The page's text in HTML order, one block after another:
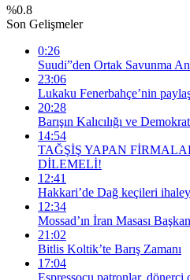
%0.8
Son Gelişmeler
0:26
Suudi”den Ortak Savunma
23:06
Lukaku Fenerbahçe’nin
20:28
Barışın Kalıcılığı ve
14:54
TAĞŞİŞ YAPAN
DİLEMELİ!
12:41
Hakkari’de Dağ keçileri
12:34
Mossad’ın İran Masası
21:02
Bitlis Koltik’te Barış Zamanı
17:04
Espressocu patronlar, dönerci